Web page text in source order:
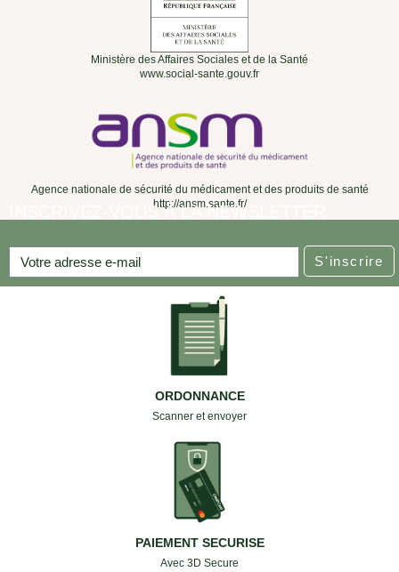
Ministère des Affaires Sociales et de la Santé
www.social-sante.gouv.fr
Agence nationale de sécurité du médicament et des produits de santé
http://ansm.sante.fr/
INSCRIVEZ-VOUS À LA NEWSLETTER
S'inscrire
ORDONNANCE
Scanner et envoyer
PAIEMENT SECURISE
Avec 3D Secure